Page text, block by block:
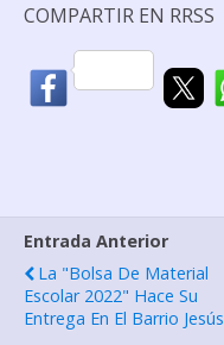
COMPARTIR EN RRSS
Entrada Anterior
La "Bolsa De Material
Escolar 2022" Hace Su
Entrega En El Barrio Jesús